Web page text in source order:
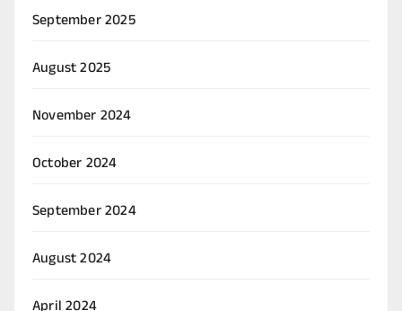
September 2025
August 2025
November 2024
October 2024
September 2024
August 2024